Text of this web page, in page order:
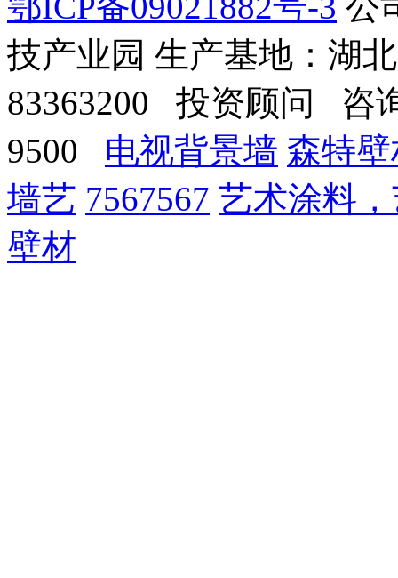
技产业园 生产基地：湖
83363200 投资顾问 咨
9500 电视背景墙 森特
墙艺 7567567 艺术涂料
壁材